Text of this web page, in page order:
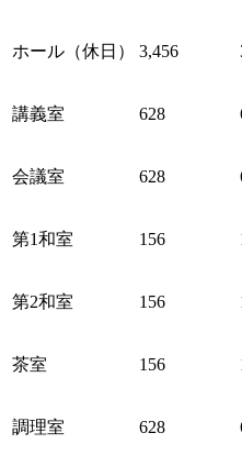
ホール（休日） 3,456
講義室 628
会議室 628
第1和室 156
第2和室 156
茶室 156
調理室 628